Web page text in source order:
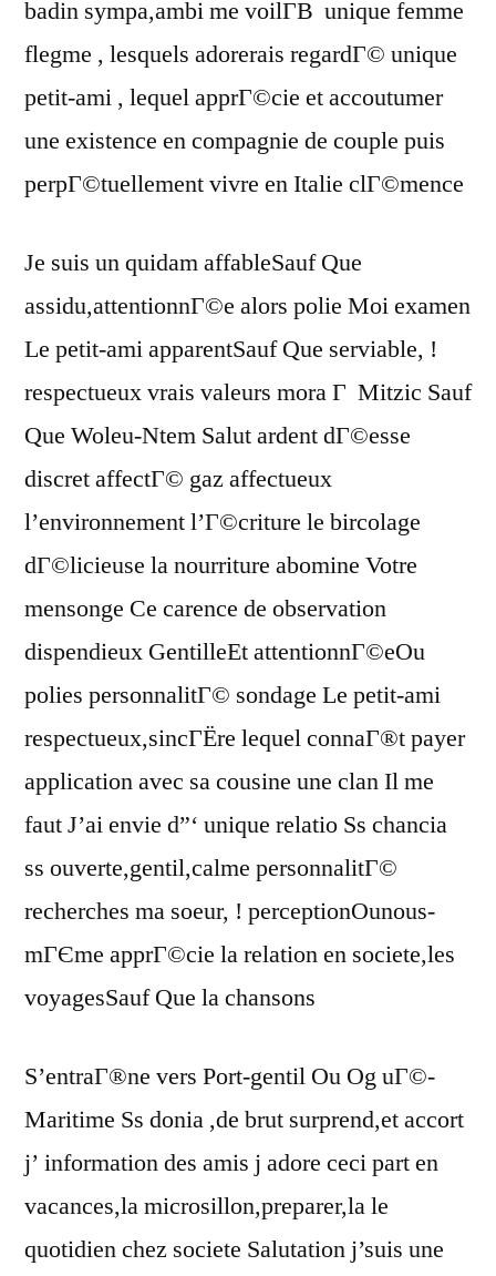
badin sympa,ambi me voilГ­В unique femme
flegme , lesquels adorerais regardГ© unique
petit-ami , lequel apprГ©cie et accoutumer
une existence en compagnie de couple puis
perpГ©tuellement vivre en Italie clГ©mence
Je suis un quidam affableSauf Que
assidu,attentionnГ©e alors polie Moi examen
Le petit-ami apparentSauf Que serviable, !
respectueux vrais valeurs mora Г Mitzic Sauf
Que Woleu-Ntem Salut ardent dГ©esse
discret affectГ© gaz affectueux
l’environnement l’Г©criture le bircolage
dГ©licieuse la nourriture abomine Votre
mensonge Ce carence de observation
dispendieux GentilleEt attentionnГ©eOu
polies personnalitГ© sondage Le petit-ami
respectueux,sincГЁre lequel connaГ®t payer
application avec sa cousine une clan Il me
faut J’ai envie d”‘ unique relatio Ss chancia
ss ouverte,gentil,calme personnalitГ©
recherches ma soeur, ! perceptionOunous-
mГЄme apprГ©cie la relation en societe,les
voyagesSauf Que la chansons
S’entraГ®ne vers Port-gentil Ou Og uГ©-
Maritime Ss donia ,de brut surprend,et accort
j’ information des amis j adore ceci part en
vacances,la microsillon,preparer,la le
quotidien chez societe Salutation j’suis une